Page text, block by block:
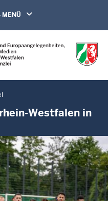
Inhalt
deaktivieren:
MENÜ
Westfalen in